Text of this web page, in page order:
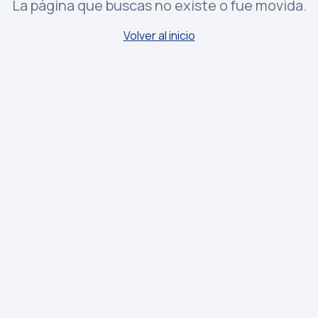
La página que buscas no existe o fue movida.
Volver al inicio